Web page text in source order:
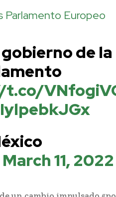
Parlamento Europeo
de la
March 11, 2022